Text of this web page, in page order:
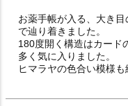
お薬手帳が入る、大き
で辿り着きました。
180度開く構造はカード
多く気に入りました。
ヒマラヤの色合い模様も